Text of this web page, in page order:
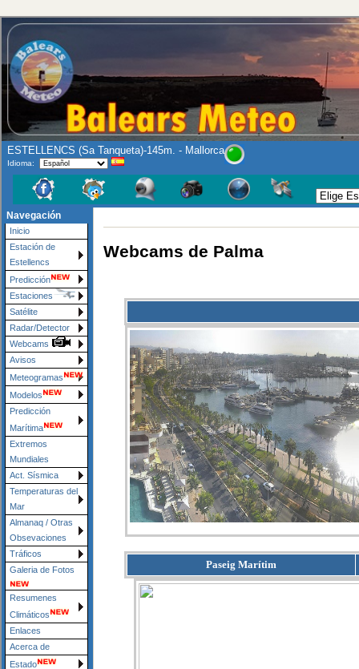
ESTELLENCS (Sa Tanqueta)-145m. - Mallorca
Idioma:
Navegación
Inicio
Estación de
Estellencs
Predicción
Estaciones
Satélite
Radar/Detector
Webcams
Avisos
Meteogramas
Modelos
Predicción
Marítima
Extremos
Mundiales
Act. Sísmica
Temperaturas del
Mar
Almanaq / Otras
Obsevaciones
Tráficos
Galeria de Fotos
Resumenes
Climáticos
Enlaces
Acerca de
Estado
Webcams de Palma
Paseig Marítim